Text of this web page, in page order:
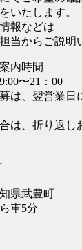
いたします。
報などは
当からご説明
内時間
〜21：00
は、翌営業日
は、折り返し
県武豊町
車5分